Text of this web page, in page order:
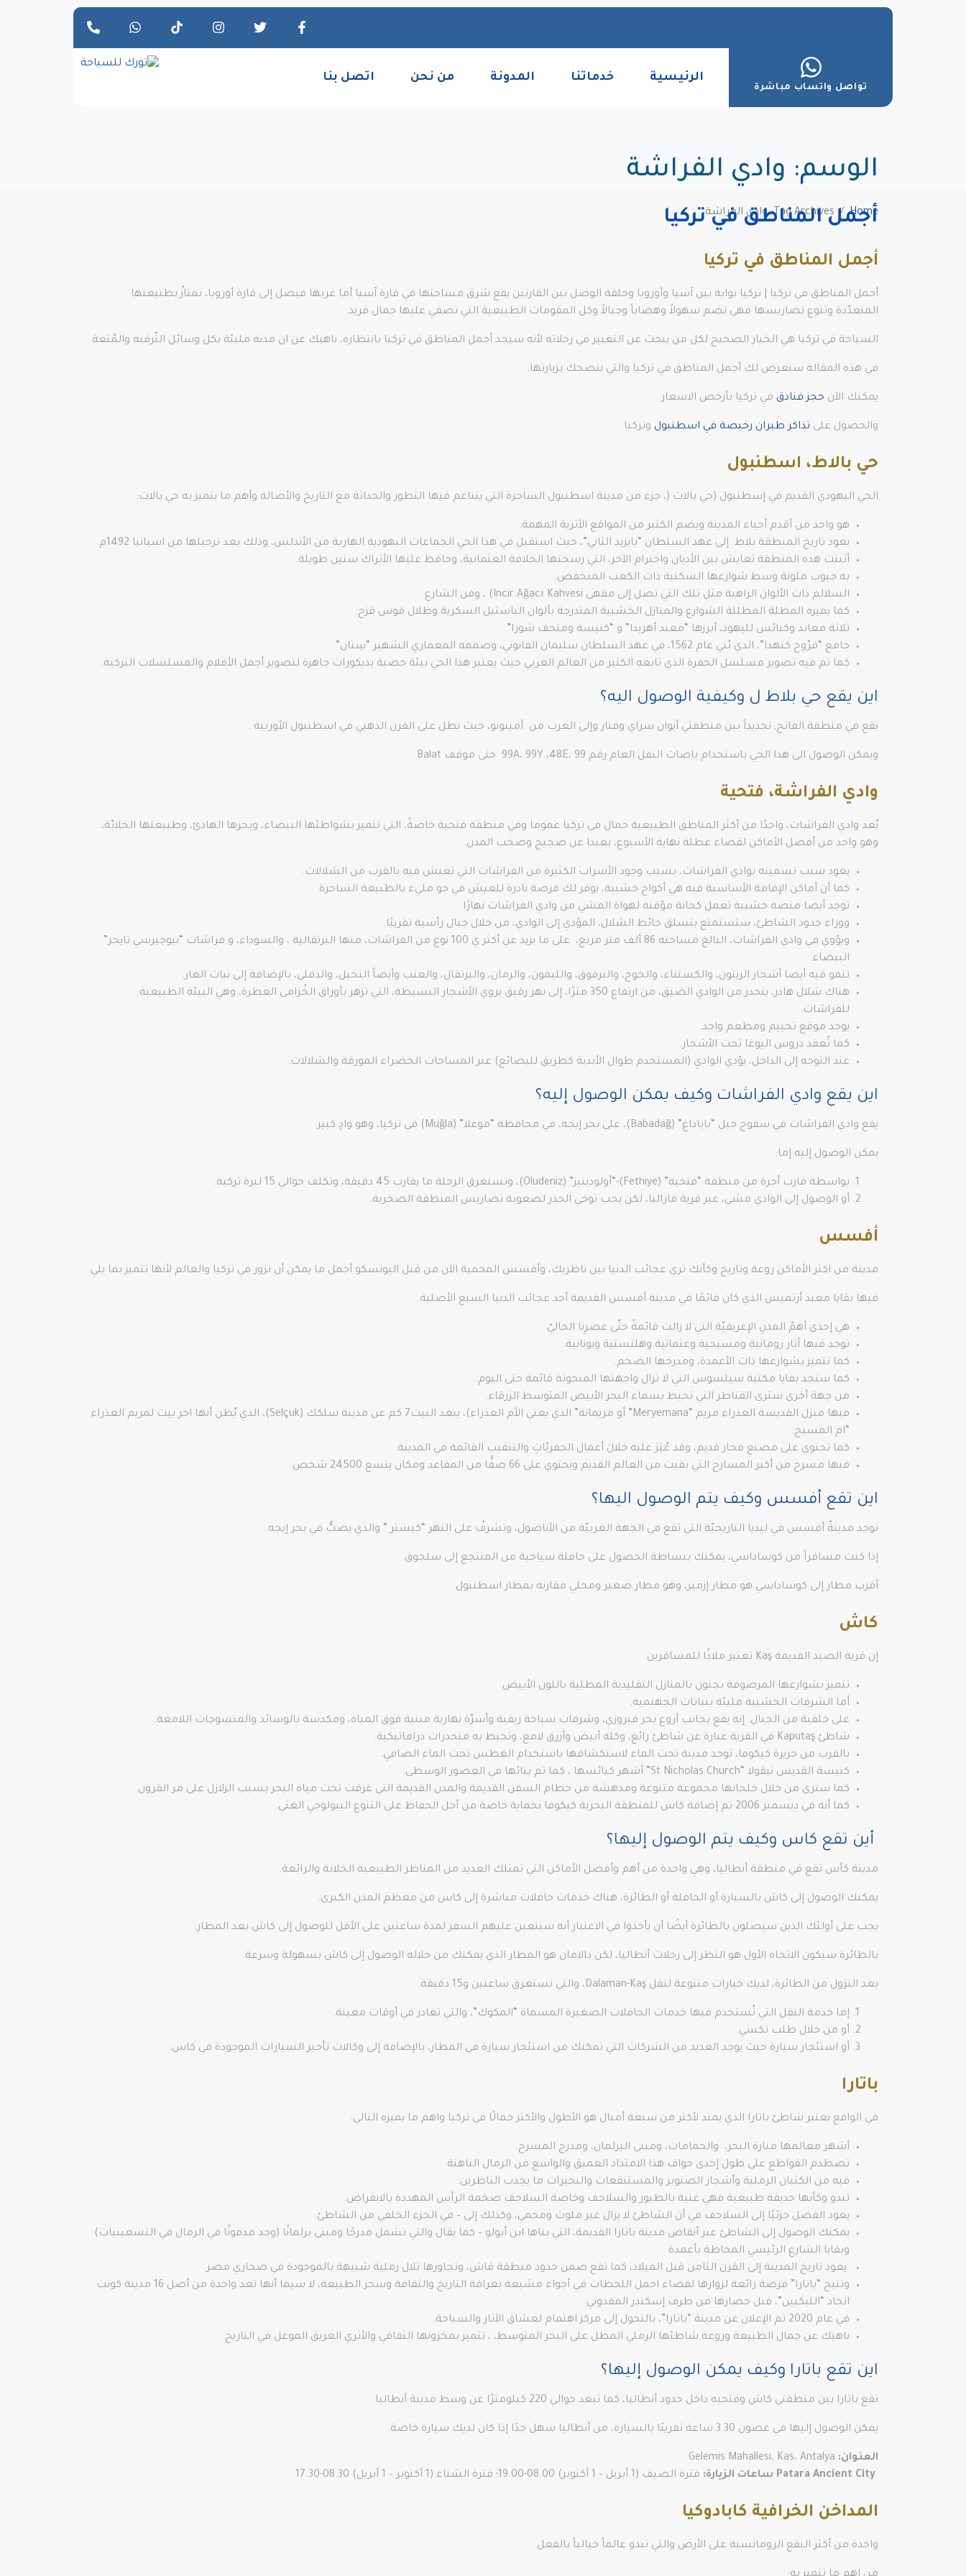
تواصل واتساب مباشرة
الرئيسية خدماتنا المدونة من نحن اتصل بنا
الوسم: وادي الفراشة
Home Tag Archives: وادي الفراشة
أجمل المناطق في تركيا
أجمل المناطق في تركيا
أجمل المناطق في تركيا | تركيا بوابة بين آسيا وأوروبا وحلقة الوصل بين القارتين يقع شرق مساحتها في قارة آسيا أما غربها فيصل إلى قارة أوروبا، تمتازُ بطبيعتها
المتعدّدة وتنوع تضاريسها فهي تضم سهولاً وهضاباً وجبالاً وكل المقومات الطبيعية التي تضفي عليها جمال فريد.
السياحة في تركيا هي الخيار الصحيح لكل من يبحث عن التغيير في رحلاته لأنه سيجد أجمل المناطق في تركيا بانتظاره، ناهيك عن ان مدنه مليئة بكل وسائل التّرفيه والمُتعة.
في هذه المقالة سنعرض لك أجمل المناطق في تركيا والتي ننصحك بزيارتها.
يمكنك الآن حجز فنادق في تركيا بأرخص الاسعار
والحصول على تذاكر طيران رخيصة في اسطنبول وتركيا
حي بالاط، اسطنبول
الحي اليهودي القديم في إسطنبول (حي بالات (، جزء من مدينة اسطنبول الساحرة التي يتناغم فيها التطور والحداثة مع التاريخ والأصالة وأهم ما يتميز به حي بالات:
هو واحد من أقدم أحياء المدينة ويضم الكثير من المواقع الأثرية المهمة.
يعود تاريخ المنطقة بلاط إلى عهد السلطان “بايزيد الثاني”، حيث استقبل في هذا الحي الجماعات اليهودية الهاربة من الأندلس، وذلك بعد ترحيلها من اسبانيا 1492م.
أثبتت هذه المنطقة تعايش بين الأديان واحترام الآخر، التي رسختها الخلافة العثمانية، وحافظ عليها الأتراك سنين طويلة.
به جيوب ملونة وسط شوارعها السكنية ذات الكعب المنخفض.
السلالم ذات الألوان الزاهية مثل تلك التي تصل إلى مقهى Incir Ağacı Kahvesi) ، وفن الشارع .
كما يميزه المظلة المظللة الشوارع والمنازل الخشبية المتدرجة بألوان الباستيل السكرية وظلال قوس قزح.
ثلاثة معابد وكنائس لليهود، أبرزها “معبد أهريدا” و “كنيسة ومتحف شورا”.
جامع “فرّوح كتهدا”، الذي بُني عام 1562، في عهد السلطان سليمان القانوني، وصممه المعماري الشهير “سِنان”.
كما تم فيه تصوير مسلسل الحفرة الذي تابعه الكثير من العالم العربي حيث يعتبر هذا الحي بيئة خصبة بديكورات جاهزة لتصوير أجمل الأفلام والمسلسلات التركية.
اين يقع حي بلاط ل وكيفية الوصول اليه؟
يقع في منطقة الفاتح, تحديداً بين منطقتي أيوان سراي وفنار وإلى الغرب من أمينونو، حيث يطل على القرن الذهبي في اسطنبول الأوربية .
ويمكن الوصول الى هذا الحي باستخدام باصات النقل العام رقم 99 ،99A، 99Y ،48E حتى موقف Balat.
وادي الفراشة، فتحية
يُعد وادي الفراشات، واحدًا من أكثر المناطق الطبيعية جمال في تركيا عموما وفي منطقة فتحية خاصةً، التي تتميز بشواطئها البيضاء، وبحرها الهادئ، وطبيعتها الخلابّة،
وهو واحد من أفضل الأماكن لقضاء عطلة نهاية الأسبوع، بعيدا عن ضجيج وصخب المدن.
يعود سبب تسميته بوادي الفراشات، بسبب وجود الأسراب الكثيرة من الفراشات التي تعيش فيه بالقرب من الشلالات.
كما أن أماكن الإقامة الأساسية فيه هي أكواخ خشبية، يوفر لك فرصة نادرة للعيش في جو مليء بالطبيعة الساحرة.
توجد أيضا منصة خشبية تعمل كحانة مؤقتة لهواة المشي من وادي الفراشات نهارًا.
ووراء حدود الشاطئ، ستستمتع بتسلق حائط الشلال، المؤدي إلى الوادي، من خلال جبال رأسية تقريبًا.
ويؤوي في وادي الفراشات، البالغ مساحته 86 ألف متر مربع، على ما يزيد عن أكثر ي 100 نوع من الفراشات، منها البرتقالية ، والسوداء، و فراشات “نيوجيرسي تايجر”
البيضاء.
تنمو فيه أيضا أشجار الزيتون، والكستناء، والخوخ، والبرقوق، والليمون، والرمان، والبرتقال، والعنب وأيضاً النخيل، والدفلى، بالإضافة إلى نبات الغار.
هناك شلال هادر، ينحدر من الوادي الضيق، من ارتفاع 350 مترًا، إلى نهر رقيق يروي الأشجار البسيطة، التي تزهر بأوراق الخُزامى العطرة، وهي البيئة الطبيعية
للفراشات.
يوجد موقع تخييم ومطعم واحد.
كما تُعقد دروس اليوغا تحت الأشجار.
عند التوجه إلى الداخل، يؤدي الوادي (المستخدم طوال الأبدية كطريق للبضائع) عبر المساحات الخضراء المورقة والشلالات.
اين يقع وادي الفراشات وكيف يمكن الوصول إليه؟
يقع وادي الفراشات في سفوح جبل “باباداغ” (Babadağ)، على بحر إيجه، في محافظة “موغلا” (Muğla) في تركيا، وهو وادٍ كبير.
يمكن الوصول إليه إما:
بواسطة قارب أجرة من منطقة “فتحية” (Fethiye)-“أولودينيز” (Oludeniz)، وتستغرق الرحلة ما يقارب 45 دقيقة، وتكلف حوالي 15 ليرة تركية.
أو الوصول إلى الوادي مشي، عبر قرية فاراليا، لكن يجب توخي الحذر لصعوبة تضاريس المنطقة الصخرية.
أفسس
مدينة من اكثر الأماكن روعة وتاريخ وكأنك ترى عجائب الدنيا بين ناظريك، وأفسس المحمية الآن من قبل اليونسكو أجمل ما يمكن أن تزور في تركيا والعالم لأنها تتميز بما يلي:
فيها بقايا معبد أرتميس الذي كان قائمًا في مدينة أفسس القديمة أحد عجائب الدنيا السبع الأصلية.
هي إحدى أهمّ المدنِ الإغريقيّة التي لا زالت قائمةً حتّى عصرِنا الحاليّ.
توجد فيها آثار رومانية ومسيحية وعثمانية وهلنستية ويونانية.
كما تتميز بشوارعها ذات الأعمدة، ومدرجها الضخم.
كما ستجد بقايا مكتبة سيلسوس التي لا تزال واجهتها المنحوتة قائمة حتى اليوم.
من جهة أخرى سترى القناطر التي تحيط بسماء البحر الأبيض المتوسط ​​الزرقاء.
فيها منزل القديسة العذراء مريم “Meryemana” أو مريمانة” الذي يعني الأم العذراء)، يبعد البيت7 كم عن مدينة سلكك (Selçuk)، الذي يٌظن أنها اخر بيت لمريم العذراء
“ام المسيح.
كما تحتوي على مصنع فخار قديم، وقد عُثِرَ عليه خلالَ أعمال الحفريّاتِ والتنقيب القائمة في المدينة.
فيها مسرح من أكبر المسارح التي بقيت من العالم القديم ويحتوي على 66 صفًّا من المقاعد ومكان يتسع 24500 شخص.
اين تقع أفسس وكيف يتم الوصول اليها؟
توجد مدينةُ أفسس في ليديا التاريخيّة التي تقع في الجهة الغربيّة من الأناضول، وتشرفُ على النهر “كيستر ” والذي يصبُّ في بحر إيجه .
إذا كنت مسافراً من كوساداسي، يمكنك ببساطة الحصول على حافلة سياحية من المنتجع إلى سلجوق.
أقرب مطار إلى كوساداسي هو مطار إزمير، وهو مطار صغير ومحلي مقارنة بمطار اسطنبول.
كاش
إن قرية الصيد القديمة Kaş تعتبر ملاذًا للمسافرين
تتميز بشوارعها المرصوفة بجنون بالمنازل التقليدية المطلية باللون الأبيض.
أما الشرفات الخشبية مليئة بنباتات الجهنمية.
على خلفية من الجبال. إنه يقع بجانب أروع بحر فيروزي، وشرفات سباحة ريفية وأسرّة نهارية مبنية فوق المياه، ومكدسة بالوسائد والمنسوجات اللامعة.
شاطئ Kaputaş في القرية عبارة عن شاطئ رائع، وكله أبيض وأزرق لامع، وتحيط به منحدرات دراماتيكية.
بالقرب من جزيرة كيكوفا، توجد مدينة تحت الماء لاستكشافها باستخدام الغطس تحت الماء الصافي.
كنيسة القديس نيقولا “St Nicholas Church” أشهر كنائسها ، كما تم بنائها في العصور الوسطى.
كما سترى من خلال خلجانها مجموعة متنوعة ومدهشة من حطام السفن القديمة والمدن القديمة التي غرقت تحت مياه البحر بسبب الزلازل على مر القرون.
كما أنه في ديسمبر 2006 تم إضافة كاس للمنطقة البحرية كيكوفا بحماية خاصة من أجل الحفاظ على التنوع البيولوجي الغني.
أين تقع كاس وكيف يتم الوصول إليها؟
مدينة كأس تقع في منطقة أنطاليا، وهي واحدة من أهم وأفضل الأماكن التي تمتلك العديد من المناظر الطبيعية الخلابة والرائعة.
يمكنك الوصول إلى كاش بالسيارة أو الحافلة أو الطائرة، هناك خدمات حافلات مباشرة إلى كاس من معظم المدن الكبرى.
يجب على أولئك الذين سيصلون بالطائرة أيضًا أن يأخذوا في الاعتبار أنه سيتعين عليهم السفر لمدة ساعتين على الأقل للوصول إلى كاش بعد المطار.
بالطائرة سيكون الاتجاه الأول هو النظر إلى رحلات أنطاليا، لكن دالامان هو المطار الذي يمكنك من خلاله الوصول إلى كاش بسهولة وسرعة.
بعد النزول من الطائرة، لديك خيارات متنوعة لنقل Dalaman-Kaş، والتي تستغرق ساعتين و15 دقيقة.
إما خدمة النقل التي تُستخدم فيها خدمات الحافلات الصغيرة المسماة “المكوك”، والتي تغادر في أوقات معينة.
أو من خلال طلب تكسي.
أو استئجار سيارة حيث يوجد العديد من الشركات التي تمكنك من استئجار سيارة في المطار، بالإضافة إلى وكالات تأجير السيارات الموجودة في كاس.
باتارا
في الواقع يعتبر شاطئ باتارا الذي يمتد لأكثر من سبعة أميال هو الأطول والأكثر جمالًا في تركيا واهم ما يميزه التالي:
أشهر معالمها منارة البحر، والحمامات، ومبنى البرلمان، ومدرج المسرح.
تصطدم القواطع على طول إحدى حواف هذا الامتداد العميق والواسع من الرمال الباهتة.
فيه من الكثبان الرملية وأشجار الصنوبر والمستنقعات والبحيرات ما يجذب الناظرين.
تبدو وكأنها حديقة طبيعية فهي غنية بالطيور والسلاحف وخاصة السلاحف ضخمة الرأس المهددة بالانقراض.
يعود الفضل جزئيًا إلى السلاحف في أن الشاطئ لا يزال غير ملوث ومحمي، وكذلك إلى – في الجزء الخلفي من الشاطئ.
يمكنك الوصول إلى الشاطئ عبر أنقاض مدينة باتارا القديمة، التي بناها ابن أبولو – كما يقال والتي تشمل مدرجًا ومبنى برلمانًا (وجد مدفونًا في الرمال في التسعينيات)
وبقايا الشارع الرئيسي المحاطة بأعمدة
يعود تاريخ المدينة إلى القرن الثامن قبل الميلاد، كما تقع ضمن حدود منطقة قاش، وتجاورها تلال رملية شبيهة بالموجودة في صحاري مصر.
وتتيح “باتارا” فرصة رائعة لزوارها لقضاء اجمل اللحظات في أجواء مشبعة بعراقة التاريخ والثقافة وسحر الطبيعة، لا سيما أنها تعد واحدة من أصل 16 مدينة كونت
اتحاد “الليكيين”، قبل حصارها من طرف إسكندر المقدوني.
في عام 2020 تم الإعلان عن مدينة “باتارا”، بالتحول إلى مركز اهتمام لعشاق الآثار والسياحة.
ناهيك عن جمال الطبيعة وروعة شاطئها الرملي المطل على البحر المتوسط، ، تتميز بمخزونها الثقافي والأثري العريق الموغل في التاريخ.
اين تقع باتارا وكيف يمكن الوصول إليها؟
تقع باتارا بين منطقتي كاش وفتحيه داخل حدود أنطاليا، كما تبعد حوالي 220 كيلومترًا عن وسط مدينة أنطاليا.
يمكن الوصول إليها في غضون 3.30 ساعة تقريبًا بالسيارة، من أنطاليا سهل جدًا إذا كان لديك سيارة خاصة.
العنوان:
ساعات الزيارة: فترة الصيف (1 أبريل – 1 أكتوبر) 08.00-19.00؛ فترة الشتاء (1 أكتوبر – 1 أبريل) 08.30-17.30.
المداخن الخرافية كابادوكيا
واحدة من أكثر البقع الرومانسية على الأرض والتي تبدو عالماً خيالياً بالفعل.